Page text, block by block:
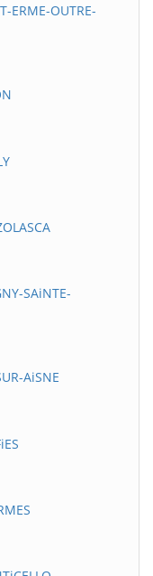
OUTRE-
SAiNTE-
AiSNE